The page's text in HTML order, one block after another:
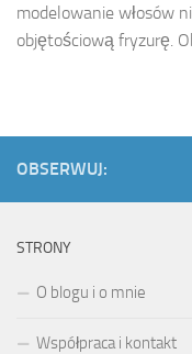
modelowanie włosów
objętościową fryzurę.
OBSERWUJ:
STRONY
O blogu i o mnie
Współpraca i kontakt